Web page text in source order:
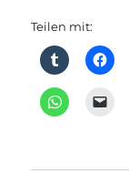
Teilen mit: